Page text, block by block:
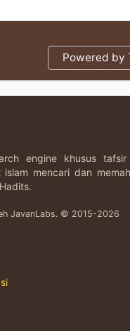
Powered by
engine khusus
islam mencari dan
JavanLabs. © 2015-2026